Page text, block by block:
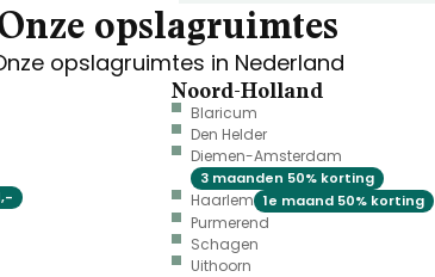
opslagruimtes
opslagruimtes in Nederland
Noord-Holland
Blaricum
Den Helder
Diemen-Amsterdam
3 maanden 50% korting
Haarlem 1e maand 50% korting
Purmerend
Schagen
Uithoorn